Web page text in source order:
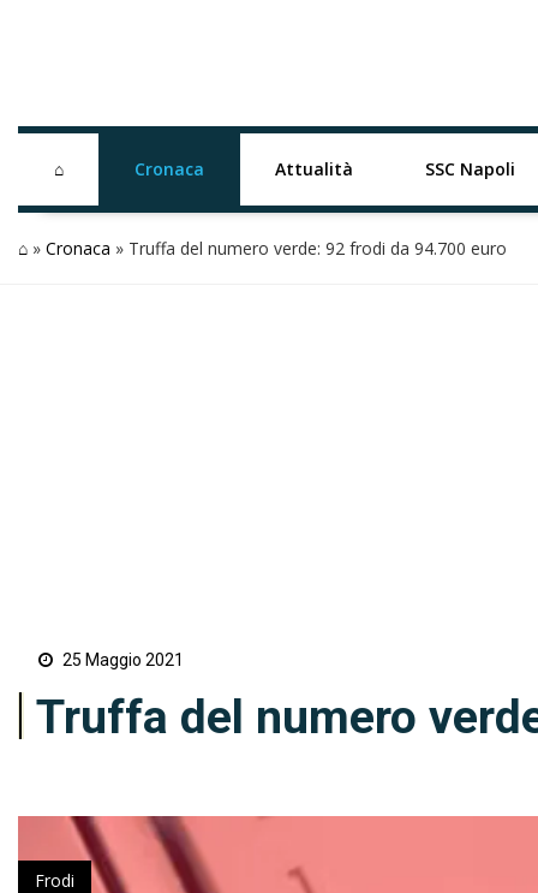
⌂ Cronaca Attualità SSC Napoli
⌂ » Cronaca » Truffa del numero verde: 92 frodi da 94.700 euro
25 Maggio 2021
Truffa del numero
Frodi